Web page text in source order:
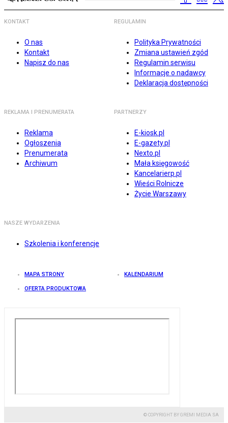
KONTAKT
O nas
Kontakt
Napisz do nas
REGULAMIN
Polityka Prywatności
Zmiana ustawień zgód
Regulamin serwisu
Informacje o nadawcy
Deklaracja dostępności
REKLAMA I PRENUMERATA
Reklama
Ogłoszenia
Prenumerata
Archiwum
PARTNERZY
E-kiosk.pl
E-gazety.pl
Nexto.pl
Mała księgowość
Kancelarierp.pl
Wieści Rolnicze
Życie Warszawy
NASZE WYDARZENIA
Szkolenia i konferencje
MAPA STRONY KALENDARIUM
OFERTA PRODUKTOWA
© COPYRIGHT BY GREMI MEDIA SA